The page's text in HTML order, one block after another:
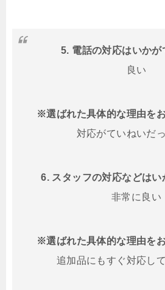
5. 電話の対応はいかが
良い
※選ばれた具体的な理由を
対応がていねいだ
6. スタッフの対応などはい
非常に良い
※選ばれた具体的な理由を
追加品にもすぐ対応し